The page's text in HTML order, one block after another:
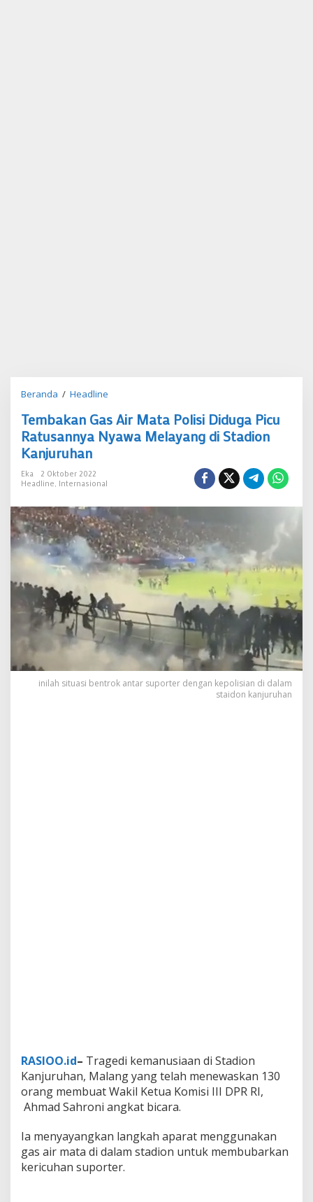
Beranda / Headline
Air
Mata
Polisi
Melayang
di
Stadion
Kanjuruhan
Tembakan Gas Air Mata Polisi Diduga Picu
Ratusannya Nyawa Melayang di Stadion
Kanjuruhan
Eka
2 Oktober 2022
Headline, Internasional
inilah situasi bentrok antar suporter dengan kepolisian di dalam
staidon kanjuruhan
RASIOO.id– Tragedi kemanusiaan di Stadion
Kanjuruhan, Malang yang telah menewaskan 130
orang membuat Wakil Ketua Komisi III DPR RI,
Ahmad Sahroni angkat bicara.
Ia menyayangkan langkah aparat menggunakan
gas air mata di dalam stadion untuk membubarkan
kericuhan suporter.